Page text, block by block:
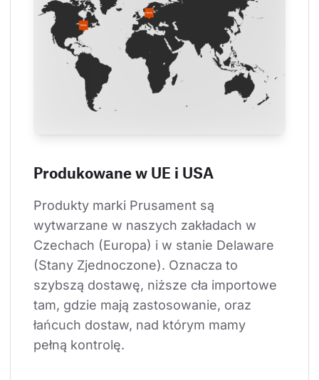
Produkowane w UE i USA
Produkty marki Prusament są
wytwarzane w naszych zakładach w
Czechach (Europa) i w stanie Delaware
(Stany Zjednoczone). Oznacza to
szybszą dostawę, niższe cła importowe
tam, gdzie mają zastosowanie, oraz
łańcuch dostaw, nad którym mamy
pełną kontrolę.